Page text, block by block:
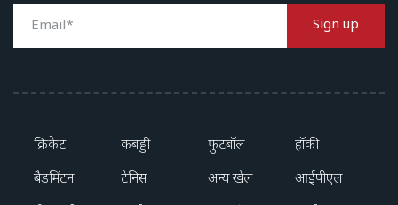
Sign up
क्रिकेट कबड्डी फुटबॉल
हॉकी
बैडमिंटन
टेनिस अन्य खेल
आईपीएल